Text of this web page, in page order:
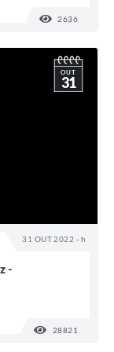
2636
31 OUT 2022 - h
OUT
31
-
28821